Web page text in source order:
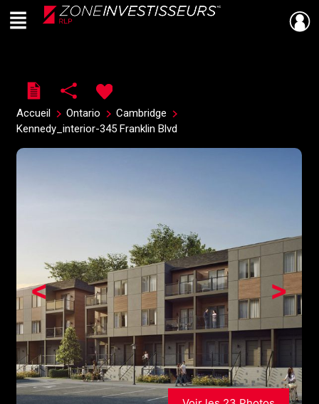
Live
En Direct
Menu
Accueil Ontario
Cambridge
Kennedy_interior-345 Franklin Blvd
>
<